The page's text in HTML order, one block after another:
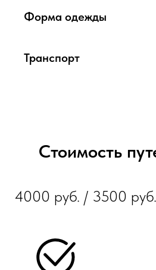
Форма одежды
Транспорт
Стоимость
4000 руб. / 3500